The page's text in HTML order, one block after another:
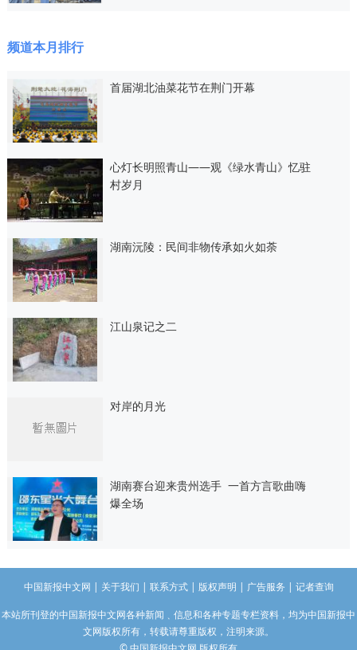
频道本月排行
首届湖北油菜花节在荆门开幕
心灯长明照青山——观《绿水青山》忆驻
村岁月
湖南沅陵：民间非物传承如火如荼
江山泉记之二
对岸的月光
湖南赛台迎来贵州选手 一首方言歌曲嗨
爆全场
中国新报中文网 | 关于我们 | 联系方式| 版权声明 | 广告服务 | 记者查询
本站所刊登的中国新报中文网各种新闻﹑信息和各种专题专栏资料，均为中国新报中
文网版权所有，转载请尊重版权，注明来源。